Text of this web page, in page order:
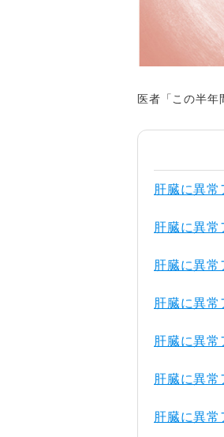
医者「この半年
肝臓に異
肝臓に異
肝臓に異
肝臓に異
肝臓に異
肝臓に異
肝臓に異